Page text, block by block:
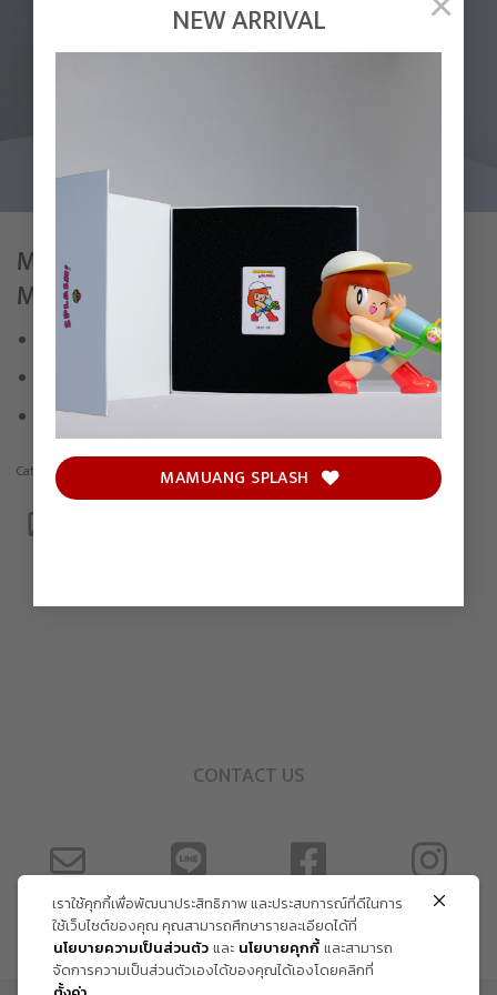
NEW ARRIVAL
MAMUANG SPLASH
MIDNIGHT CALL – BRONZE WHITE
MOONSTONE
Edition of 10
Category:
CONTACT US
เราใช้คุกกี้เพื่อพัฒนาประสิทธิภาพ และประสบการณ์ที่ดีในการ
ใช้เว็บไซต์ของคุณ คุณสามารถศึกษารายละเอียดได้ที่
นโยบายความเป็นส่วนตัวและ นโยบายคุกกี้และสามารถ
จัดการความเป็นส่วนตัวเองได้ของคุณได้เองโดยคลิกที่